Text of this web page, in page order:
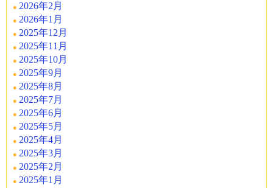
2026年2月
2026年1月
2025年12月
2025年11月
2025年10月
2025年9月
2025年8月
2025年7月
2025年6月
2025年5月
2025年4月
2025年3月
2025年2月
2025年1月